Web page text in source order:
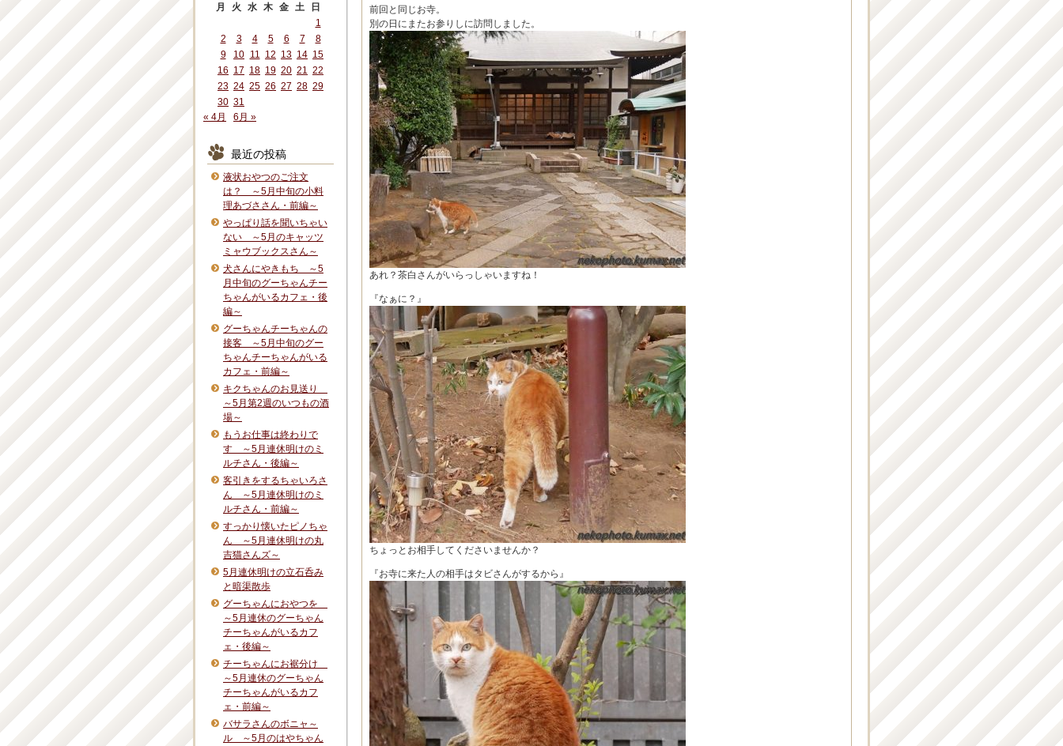
前回と同じお寺。
別の日にまたお参りしに訪問しました。
あれ？茶白さんがいらっしゃいますね！
『なぁに？』
ちょっとお相手してくださいませんか？
『お寺に来た人の相手はタビさんがするから』
月 火 水 木 金 土
日
1
2
3 4 5 6 7
8
9
10 11 12 13 14 15
16 17 18 19 20 21 22
23 24 25 26 27 28 29
30 31
« 4月
6月 »
最近の投稿
液状おやつのご注文
は？ ～5月中旬の小料
理あづささん・前編～
やっぱり話を聞いちゃい
ない ～5月のキャッツ
ミャウブックスさん～
犬さんにやきもち ～5
月中旬のグーちゃんチー
ちゃんがいるカフェ・後
編～
グーちゃんチーちゃんの
接客 ～5月中旬のグー
ちゃんチーちゃんがいる
カフェ・前編～
キクちゃんのお見送り
～5月第2週のいつもの酒
場～
もうお仕事は終わりで
す ～5月連休明けのミ
ルチさん・後編～
客引きをするちゃいろさ
ん ～5月連休明けのミ
ルチさん・前編～
すっかり懐いたピノちゃ
ん ～5月連休明けの丸
吉猫さんズ～
5月連休明けの立石呑み
と暗渠散歩
グーちゃんにおやつを
～5月連休のグーちゃん
チーちゃんがいるカフ
ェ・後編～
チーちゃんにお裾分け
～5月連休のグーちゃん
チーちゃんがいるカフ
ェ・前編～
バサラさんのボニャ～
ル ～5月のはやちゃん